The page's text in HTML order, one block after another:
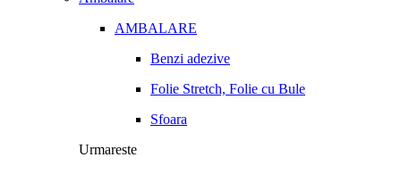
AMBALARE
Benzi adezive
Folie Stretch, Folie cu Bule
Sfoara
Urmareste